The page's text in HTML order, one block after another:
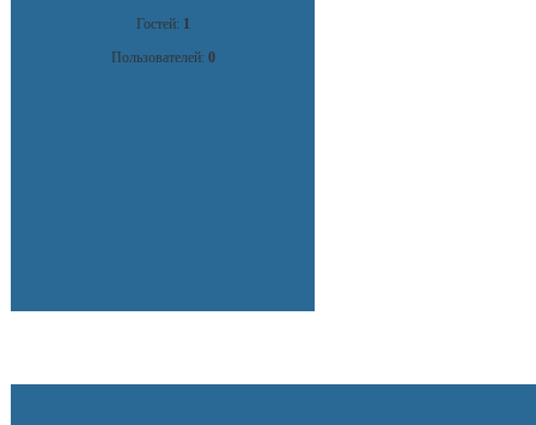
Гостей: 1
Пользователей: 0